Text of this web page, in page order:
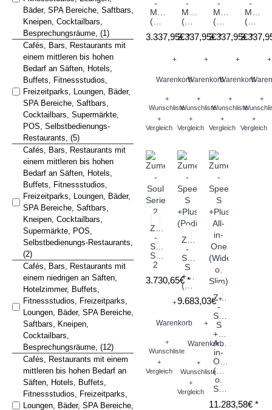
Bäder, SPA Bereiche, Saftbars,
Kneipen, Cocktailbars,
Besprechungsräume, (1)
Cafés, Bars, Restaurants mit
einem mittleren bis hohen
Bedarf an Säften, Hotels,
Buffets, Fitnessstudios,
Freizeitparks, Loungen, Bäder,
SPA Bereiche, Saftbars,
Cocktailbars, Supermärkte,
POS, Selbstbedienungs-
Restaurants, (5)
Cafés, Bars, Restaurants mit
einem mittleren bis hohen
Bedarf an Säften, Hotels,
Buffets, Fitnessstudios,
Freizeitparks, Loungen, Bäder,
SPA Bereiche, Saftbars,
Kneipen, Cocktailbars,
Supermärkte, POS,
Selbstbedienungs-Restaurants,
(2)
Cafés, Bars, Restaurants mit
einem niedrigen an Säften,
Hotelzimmer, Buffets,
Fitnessstudios, Freizeitparks,
Loungen, Bäder, SPA Bereiche,
Saftbars, Kneipen,
Cocktailbars,
Besprechungsräume, (12)
Cafés, Restaurants mit einem
mittleren bis hohen Bedarf an
Säften, Hotels, Buffets,
Fitnessstudios, Freizeitparks,
Loungen, Bäder, SPA Bereiche,
-
Minex
3.337,95€ *
+
Warenkorb
+
Wunschliste
+
Vergleich
-
Minex
3.337,95€ *
+
Warenkorb
+
Wunschliste
+
Vergleich
-
Minex
3.337,95€ *
+
Warenkorb
+
Wunschliste
+
Vergleich
-
Minex
+
+
+
Vergleich
Zumex
-
Soul
Series
2
3.730,65€ *
+
Warenkorb
+
Wunschliste
+
Vergleich
Zumex
-
Speed
S
+Plus
9.683,03€ *
+
Warenkorb
+
Wunschliste
+
Vergleich
Zumex
-
Speed
S
+Plus
All-
in-
One
(Wide
o.
11.283,58€ *